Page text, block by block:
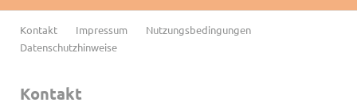
Navigation
überspringen
Kontakt Impressum
Nutzungsbedingungen
Datenschutzhinweise
Kontakt